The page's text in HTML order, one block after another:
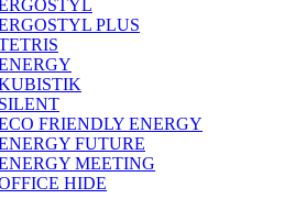
PLUS
KUBISTIK
FRIENDLY ENERGY
FUTURE
MEETING
HIDE